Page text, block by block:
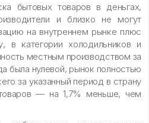
бытовых товаров в деньгах,
и близко не могут
на внутреннем рынке плюс
в категории холодильников и
местным производством за
была нулевой, рынок полностью
за указанный период в страну
— на 1,7% меньше, чем